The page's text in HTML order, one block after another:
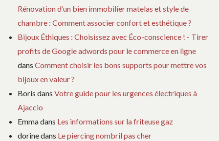
Rénovation d’un bien immobilier matelas et style de
chambre : Comment associer confort et esthétique ?
Bijoux Éthiques : Choisissez avec Éco-conscience ! - Tirer
profits de Google adwords pour le commerce en ligne
dans Comment choisir les bons supports pour mettre vos
bijoux en valeur ?
Boris dans Votre guide pour les urgences électriques à
Ajaccio
Emmadans Les informations sur la friteuse gaz
dorinedans Le piercing nombril pas cher